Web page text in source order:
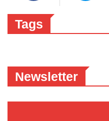
Tags
Newsletter